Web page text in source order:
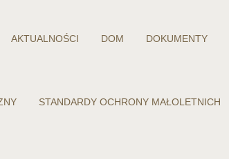
AKTUALNOŚCI DOM DOKUMENTY
STANDARDY OCHRONY MAŁOLETNICH